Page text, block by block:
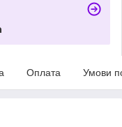
Оплата Умови